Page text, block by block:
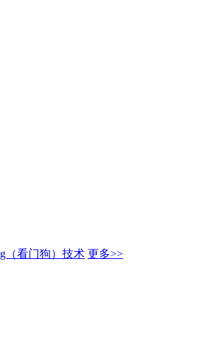
（看门狗）技术 更多>>